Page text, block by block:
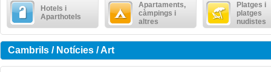
Hotels i
Aparthotels
Apartaments,
càmpings i
altres
Platges i
platges
nudistes
Cambrils / Notícies / Art